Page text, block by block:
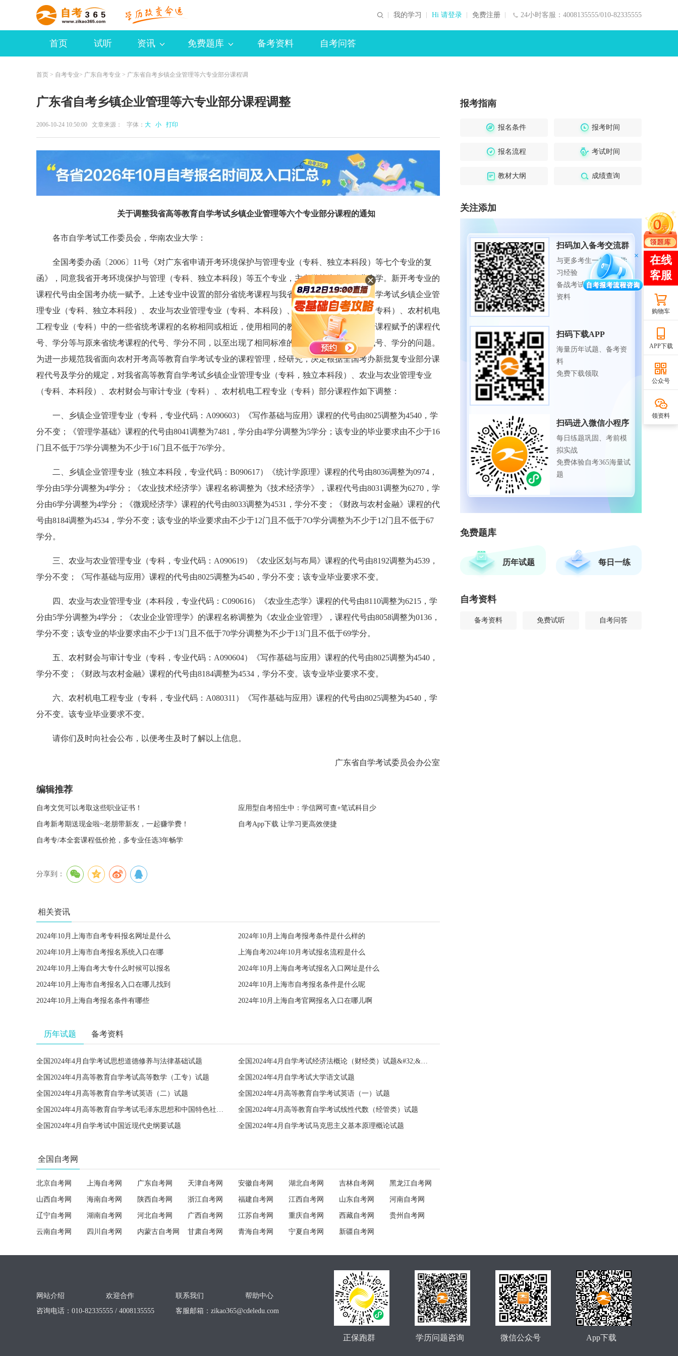
24小时客服：4008135555/010-82335555
我的学习 Hi 请登录 免费注册
首页 试听 资讯 免费题库 备考资料 自考问答
首页 > 自考专业> 广东自考专业 > 广东省自考乡镇企业管理等六专业部分课程调
广东省自考乡镇企业管理等六专业部分课程调整
2006-10-24 10:50:00 文章来源： 字体： 大 小 打印
关于调整我省高等教育自学考试乡镇企业管理等六个专业部分课程的通知
各市自学考试工作委员会，华南农业大学：
全国考委办函〔2006〕11号《对广东省申请开考环境保护与管理专业（专科、独立本科段）等七个专业的复
函》，同意我省开考环境保护与管理（专科、独立本科段）等五个专业，主考学校为华南农业大学。新开考专业的
课程代号由全国考办统一赋予。上述专业中设置的部分省统考课程与我省原已开考的高等教育自学考试乡镇企业管
理专业（专科、独立本科段）、农业与农业管理专业（专科、本科段）、农村财会与审计专业（专科）、农村机电
工程专业（专科）中的一些省统考课程的名称相同或相近，使用相同的教材。但全国考办对这些课程赋予的课程代
号、学分等与原来省统考课程的代号、学分不同，以至出现了相同标准的课程却有不同的课程代号、学分的问题。
为进一步规范我省面向农村开考高等教育自学考试专业的课程管理，经研究，决定根据全国考办新批复专业部分课
程代号及学分的规定，对我省高等教育自学考试乡镇企业管理专业（专科，独立本科段）、农业与农业管理专业
（专科、本科段）、农村财会与审计专业（专科）、农村机电工程专业（专科）部分课程作如下调整：
一、乡镇企业管理专业（专科，专业代码：A090603）《写作基础与应用》课程的代号由8025调整为4540，学
分不变；《管理学基础》课程的代号由8041调整为7481，学分由4学分调整为5学分；该专业的毕业要求由不少于16
门且不低于75学分调整为不少于16门且不低于76学分。
二、乡镇企业管理专业（独立本科段，专业代码：B090617）《统计学原理》课程的代号由8036调整为0974，
学分由5学分调整为4学分；《农业技术经济学》课程名称调整为《技术经济学》，课程代号由8031调整为6270，学
分由6学分调整为4学分；《微观经济学》课程的代号由8033调整为4531，学分不变；《财政与农村金融》课程的代
号由8184调整为4534，学分不变；该专业的毕业要求由不少于12门且不低于7O学分调整为不少于12门且不低于67
学分。
三、农业与农业管理专业（专科，专业代码：A090619）《农业区划与布局》课程的代号由8192调整为4539，
学分不变；《写作基础与应用》课程的代号由8025调整为4540，学分不变；该专业毕业要求不变。
四、农业与农业管理专业（本科段，专业代码：C090616）《农业生态学》课程的代号由8110调整为6215，学
分由5学分调整为4学分；《农业企业管理学》的课程名称调整为《农业企业管理》，课程代号由8058调整为0136，
学分不变；该专业的毕业要求由不少于13门且不低于70学分调整为不少于13门且不低于69学分。
五、农村财会与审计专业（专科，专业代码：A090604）《写作基础与应用》课程的代号由8025调整为4540，
学分不变；《财政与农村金融》课程的代号由8184调整为4534，学分不变。该专业毕业要求不变。
六、农村机电工程专业（专科，专业代码：A080311）《写作基础与应用》课程的代号由8025调整为4540，学
分不变。该专业毕业要求不变。
请你们及时向社会公布，以便考生及时了解以上信息。
广东省自学考试委员会办公室
编辑推荐
自考文凭可以考取这些职业证书！ 应用型自考招生中：学信网可查+笔试科目少
自考新考期送现金啦~老朋带新友，一起赚学费！ 自考App下载 让学习更高效便捷
自考专/本全套课程低价抢，多专业任选3年畅学
分享到：
相关资讯
2024年10月上海市自考专科报名网址是什么 2024年10月上海自考报考条件是什么样的
2024年10月上海市自考报名系统入口在哪 上海自考2024年10月考试报名流程是什么
2024年10月上海自考大专什么时候可以报名 2024年10月上海自考考试报名入口网址是什么
2024年10月上海市自考报名入口在哪儿找到 2024年10月上海市自考报名条件是什么呢
2024年10月上海自考报名条件有哪些 2024年10月上海自考官网报名入口在哪儿啊
历年试题 备考资料
全国2024年4月自学考试思想道德修养与法律基础试题 全国2024年4月自学考试经济法概论（财经类）试题&#32;&#32;
全国2024年4月高等教育自学考试高等数学（工专）试题 全国2024年4月自学考试大学语文试题
全国2024年4月高等教育自学考试英语（二）试题 全国2024年4月高等教育自学考试英语（一）试题
全国2024年4月高等教育自学考试毛泽东思想和中国特色社会主义理论体系概论试题 全国2024年4月高等教育自学考试线性代数（经管类）试题
全国2024年4月自学考试中国近现代史纲要试题 全国2024年4月自学考试马克思主义基本原理概论试题
全国自考网
北京自考网 上海自考网 广东自考网 天津自考网 安徽自考网 湖北自考网 吉林自考网 黑龙江自考网
山西自考网 海南自考网 陕西自考网 浙江自考网 福建自考网 江西自考网 山东自考网 河南自考网
辽宁自考网 湖南自考网 河北自考网 广西自考网 江苏自考网 重庆自考网 西藏自考网 贵州自考网
云南自考网 四川自考网 内蒙古自考网 甘肃自考网 青海自考网 宁夏自考网 新疆自考网
报考指南
报名条件 报考时间
报名流程 考试时间
教材大纲 成绩查询
关注添加
扫码加入备考交流群
与更多考生一起交流学
习经验
备战考试，获取试题及
资料
扫码下载APP
海量历年试题、备考资
料
免费下载领取
扫码进入微信小程序
每日练题巩固、考前模
拟实战
免费体验自考365海量试
题
免费题库
历年试题 每日一练
自考资料
备考资料 免费试听 自考问答
购物车
APP下载
公众号
领资料
网站介绍 欢迎合作 联系我们
帮助中心
咨询电话：010-82335555 / 4008135555
客服邮箱： zikao365@cdeledu.com
App下载
微信公众号
学历问题咨询
正保跑群